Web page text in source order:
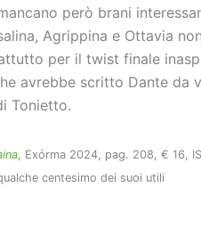
però brani
Agrippina e Ottavia
per il twist finale
avrebbe scritto Dante da
Tonietto.
, Exórma 2024, pag. 208, € 16,
centesimo dei suoi utili